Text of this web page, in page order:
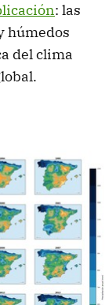
: las
húmedos
del clima